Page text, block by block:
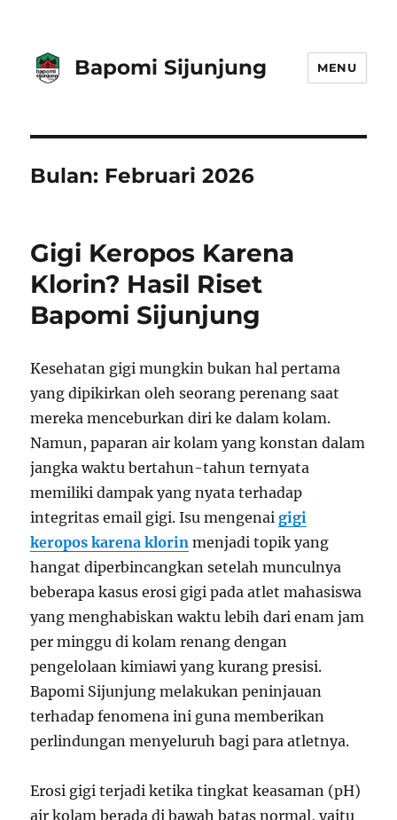
Bapomi Sijunjung MENU
Bulan: Februari 2026
Gigi Keropos Karena
Klorin? Hasil Riset
Bapomi Sijunjung
Kesehatan gigi mungkin bukan hal pertama
yang dipikirkan oleh seorang perenang saat
mereka menceburkan diri ke dalam kolam.
Namun, paparan air kolam yang konstan dalam
jangka waktu bertahun-tahun ternyata
memiliki dampak yang nyata terhadap
integritas email gigi. Isu mengenaigigi
keropos karena klorin menjadi topik yang
hangat diperbincangkan setelah munculnya
beberapa kasus erosi gigi pada atlet mahasiswa
yang menghabiskan waktu lebih dari enam jam
per minggu di kolam renang dengan
pengelolaan kimiawi yang kurang presisi.
Bapomi Sijunjung melakukan peninjauan
terhadap fenomena ini guna memberikan
perlindungan menyeluruh bagi para atletnya.
Erosi gigi terjadi ketika tingkat keasaman (pH)
air kolam berada di bawah batas normal, yaitu